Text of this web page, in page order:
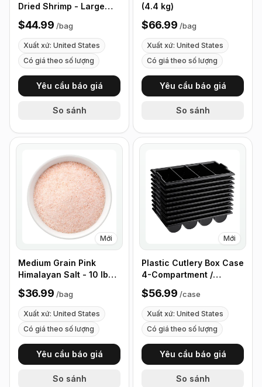
Dried Shrimp - Large
Size - 1 lb (453g)
$44.99 /bag
Xuất xứ: United States
Có giá theo số lượng
Yêu cầu báo giá
So sánh
(4.4 kg)
$66.99 /bag
Xuất xứ: United States
Có giá theo số lượng
Yêu cầu báo giá
So sánh
Mới
Medium Grain Pink
Himalayan Salt - 10 lb
(4.4 kg)
$36.99 /bag
Xuất xứ: United States
Có giá theo số lượng
Yêu cầu báo giá
So sánh
Mới
Plastic Cutlery Box Case
4-Compartment /
Flatware Bin with
Handles - 5 Pieces
$56.99 /case
Xuất xứ: United States
Có giá theo số lượng
Yêu cầu báo giá
So sánh